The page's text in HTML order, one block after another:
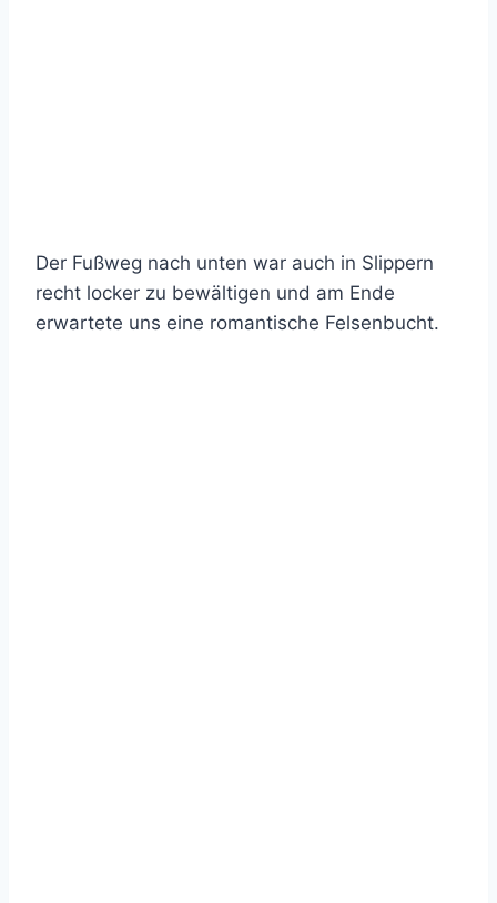
Der Fußweg nach unten war auch in Slippern
recht locker zu bewältigen und am Ende
erwartete uns eine romantische Felsenbucht.